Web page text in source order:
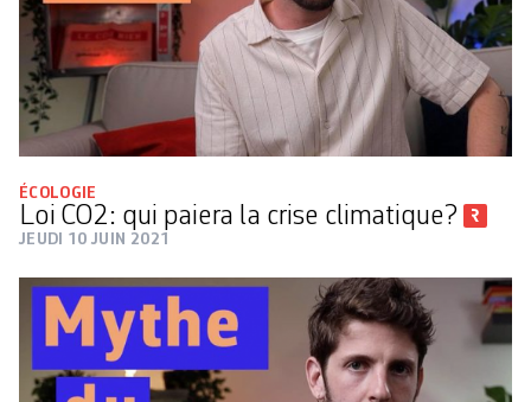
ÉCOLOGIE
Loi CO2: qui paiera la crise climatique?
JEUDI 10 JUIN 2021